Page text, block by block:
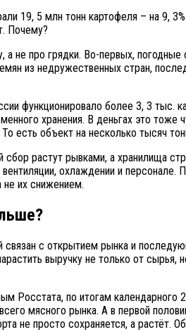
19, 5 млн тонн картофеля – на
Почему?
а не про грядки. Во-первых,
из недружественных стран,
функционировало более 3, 3
хранения. В деньгах это
есть объект на несколько тысяч
сбор растут рывками, а хранилища
охлаждении и
не их снижением.
связан с открытием рынка и
выручку не только от
Росстата, по итогам
мясного рынка. А в первой
не просто сохраняется, а